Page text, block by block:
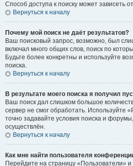
Способ доступа к поиску может зависеть
Вернуться к началу
Почему мой поиск не даёт результатов?
Ваш поисковый запрос, возможно, был
включал много общих слов, поиск по
Будьте более конкретны и используйте
поиска.
Вернуться к началу
В результате моего поиска я получил
Ваш поиск дал слишком большое
сервер не смог обработать. Используйте
точно задавайте условия поиска и
осуществлён.
Вернуться к началу
Как мне найти пользователя
Перейдите на страницу «Пользователи»